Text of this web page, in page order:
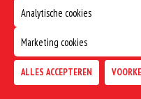
Analytische cookies
Marketing cookies
ALLES ACCEPTEREN